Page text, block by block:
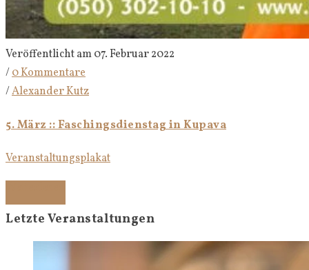
Veröffentlicht am 07. Februar 2022
/0 Kommentare
/Alexander Kutz
5. März :: Faschingsdienstag in Kupava
Veranstaltungsplakat
Letzte Veranstaltungen